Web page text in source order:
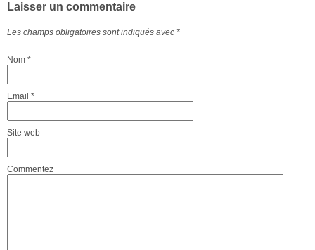
Laisser un commentaire
Les champs obligatoires sont indiqués avec *
Nom *
Email *
Site web
Commentez